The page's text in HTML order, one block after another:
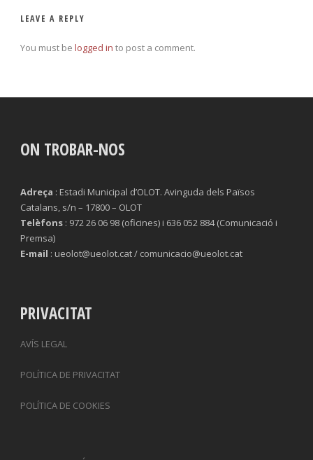
LEAVE A REPLY
You must be logged in to post a comment.
ON TROBAR-NOS
Adreça : Estadi Municipal d’OLOT. Avinguda dels Països
Catalans, s/n – 17800 – OLOT
Telèfons : 972 26 06 98 (oficines) i 636 052 884 (Comunicació i
Premsa)
E-mail : ueolot@ueolot.cat / comunicacio@ueolot.cat
PRIVACITAT
AVÍS LEGAL
POLÍTICA DE PRIVACITAT
POLÍTICA DE COOKIES